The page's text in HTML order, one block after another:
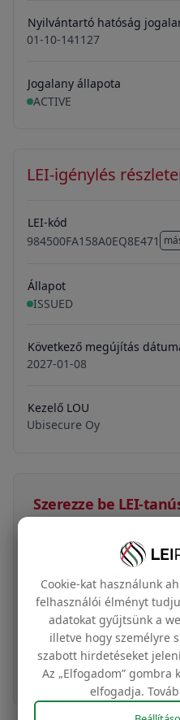
Nyilvántartó hatóság
01-10-141127
Jogalany állapota
ACTIVE
LEI-igénylés
LEI-kód
984500FA158A0EQ8E471
984500FA158A0EQ8E471
Állapot
ISSUED
Következő megújítás
2027-01-08
Kezelő LOU
Ubisecure Oy
Szerezze be LEI-
1300 FtLEI-
A vállalata globális
Ön LEI-adatain alapuló
Cookie-kat használunk
felhasználói élményt
adatokat gyűjtsünk a
illetve hogy személyre
szabott hirdetéseket
Az „Elfogadom” gombra
elfogadja.